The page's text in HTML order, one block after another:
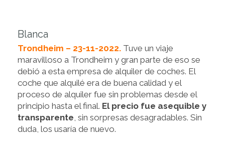
Blanca
Trondheim – 23-11-2022. Tuve un viaje
maravilloso a Trondheim y gran parte de eso se
debió a esta empresa de alquiler de coches. El
coche que alquilé era de buena calidad y el
proceso de alquiler fue sin problemas desde el
principio hasta el final. El precio fue asequible y
transparente , sin sorpresas desagradables. Sin
duda, los usaría de nuevo.